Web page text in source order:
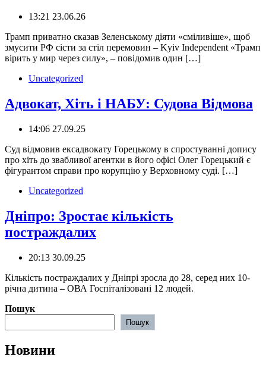
13:21 23.06.26
Трамп приватно сказав Зеленському діяти «сміливіше», щоб
змусити РФ сісти за стіл перемовин – Kyiv Independent «Трамп
вірить у мир через силу», – повідомив один […]
Uncategorized
Адвокат, Хіть і НАБУ: Судова Відмова
14:06 27.09.25
Суд відмовив ексадвокату Горецькому в спростуванні допису
про хіть до звабливої агентки в його офісі Олег Горецький є
фігурантом справи про корупцію у Верховному суді. […]
Uncategorized
Дніпро: Зростає кількість
постраждалих
20:13 30.09.25
️Кількість постраждалих у Дніпрі зросла до 28, серед них 10-
річна дитина – ОВА Госпіталізовані 12 людей.
Пошук
Пошук
Новини